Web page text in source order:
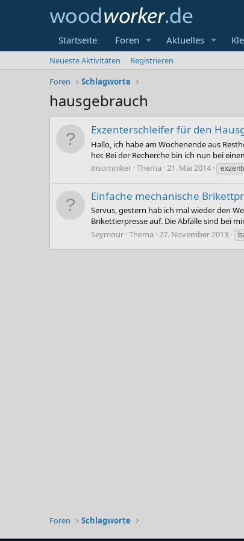
Startseite Foren Aktuelles
Neueste Aktivitäten
Registrieren
Foren
Schlagworte
hausgebrauch
Exzenterschleifer für den
Hallo, ich habe am Wochenende aus
her. Bei der Recherche bin ich nun bei
insomniker Thema 21. Mai 2014
Einfache mechanische
Servus, gestern hab ich mal wieder den
Brikettierpresse auf. Die Abfälle sind bei
Seymour Thema 27. November 2013
Foren Schlagworte